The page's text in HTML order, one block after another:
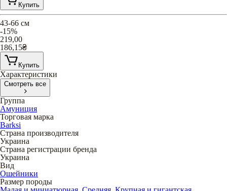
Купить
43-66 см
-15%
219,00
186,15₴
Купить
Характеристики
Смотреть все
Группа
Амуниция
Торговая марка
Barksi
Страна производителя
Украина
Страна регистрации бренда
Украина
Вид
Ошейники
Размер породы